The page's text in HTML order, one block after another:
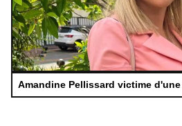
Amandine Pellissard victime